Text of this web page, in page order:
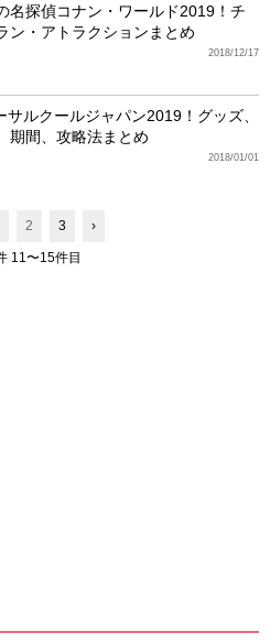
名探偵コナン・ワールド2019！チ
ン・アトラクションまとめ
2018/12/17
サルクールジャパン2019！グッズ、
期間、攻略法まとめ
2018/01/01
2 3 ›
11〜15件目